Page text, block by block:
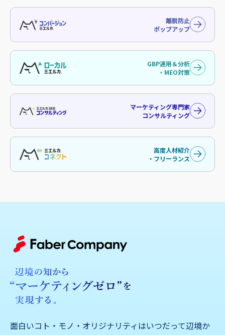
離脱防止
ポップアップ
GBP運用＆分析
・MEO対策
マーケティング専門家
コンサルティング
高度人材紹介
・フリーランス
面白いコト・モノ・オリジナリティはいつだって辺境か